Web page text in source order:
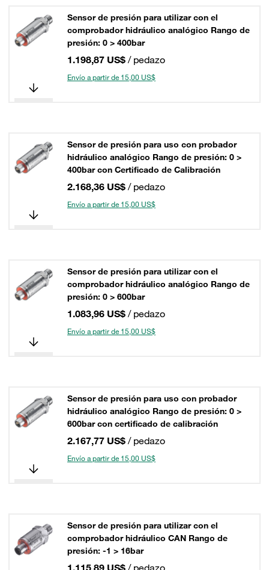
Sensor de presión para utilizar con el
comprobador hidráulico analógico Rango de
presión: 0 > 400bar
1.198,87 US$ / pedazo
Envío a partir de 15,00 US$
Sensor de presión para uso con probador
hidráulico analógico Rango de presión: 0 >
400bar con Certificado de Calibración
2.168,36 US$ / pedazo
Envío a partir de 15,00 US$
Sensor de presión para utilizar con el
comprobador hidráulico analógico Rango de
presión: 0 > 600bar
1.083,96 US$ / pedazo
Envío a partir de 15,00 US$
Sensor de presión para uso con probador
hidráulico analógico Rango de presión: 0 >
600bar con certificado de calibración
2.167,77 US$ / pedazo
Envío a partir de 15,00 US$
Sensor de presión para utilizar con el
comprobador hidráulico CAN Rango de
presión: -1 > 16bar
1.115,89 US$ / pedazo